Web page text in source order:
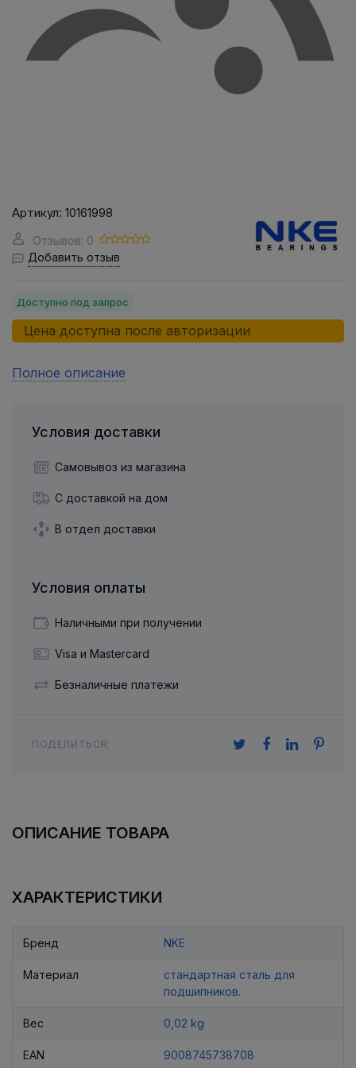
Артикул: 10161998
Отзывов: 0
Добавить отзыв
Доступно под запрос
Цена доступна после авторизации
Полное описание
Условия доставки
Самовывоз из магазина
С доставкой на дом
В отдел доставки
Условия оплаты
Наличными при получении
Visa и Mastercard
Безналичные платежи
ПОДЕЛИТЬСЯ:
ОПИСАНИЕ ТОВАРА
ХАРАКТЕРИСТИКИ
Бренд NKE
Материал
стандартная сталь для
подшипников.
Вес 0,02 kg
EAN 9008745738708